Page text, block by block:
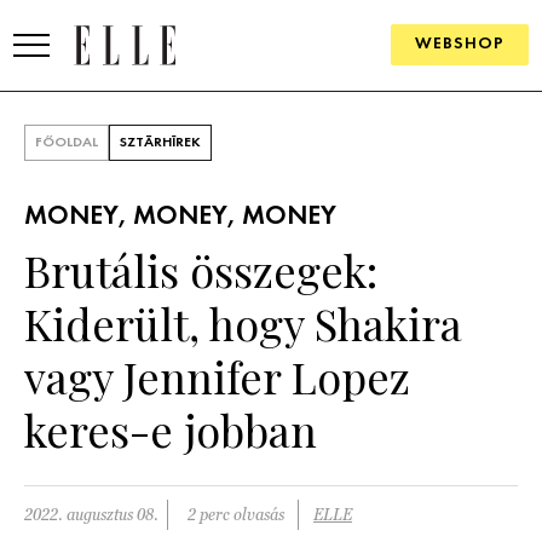
WEBSHOP
GOURMET AWARDS
SZÉPSÉG
PSZICHÉ
PÁRKAPCSOLAT
FŐOLDAL SZTÁRHÍREK
MONEY, MONEY, MONEY
Brutális összegek:
Kiderült, hogy Shakira
vagy Jennifer Lopez
keres-e jobban
2022. augusztus 08. 2 perc olvasás ELLE